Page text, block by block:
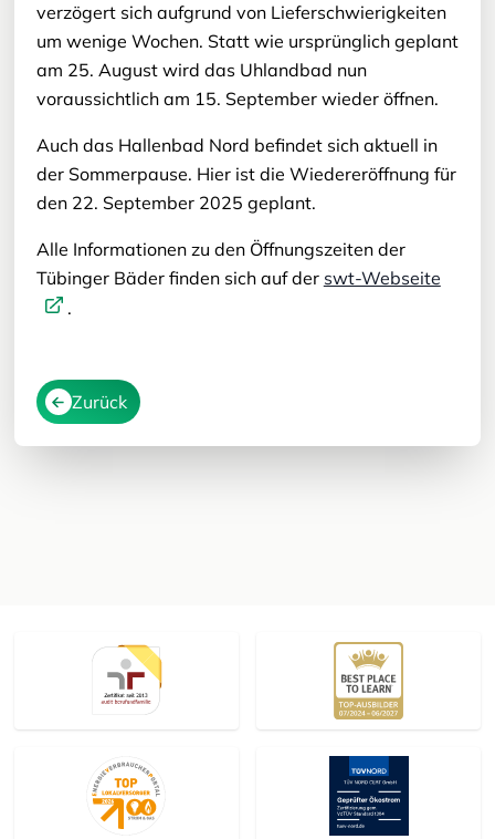
verzögert sich aufgrund von Lieferschwierigkeiten
um wenige Wochen. Statt wie ursprünglich geplant
am 25. August wird das Uhlandbad nun
voraussichtlich am 15. September wieder öffnen.
Auch das Hallenbad Nord befindet sich aktuell in
der Sommerpause. Hier ist die Wiedereröffnung für
den 22. September 2025 geplant.
Alle Informationen zu den Öffnungszeiten der
Tübinger Bäder finden sich auf der swt-Webseite
.
Zurück